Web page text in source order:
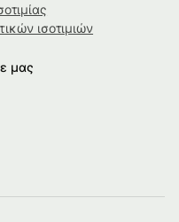
ισοτιμιών
μας